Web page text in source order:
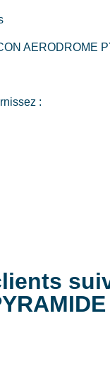
AERODROME
: